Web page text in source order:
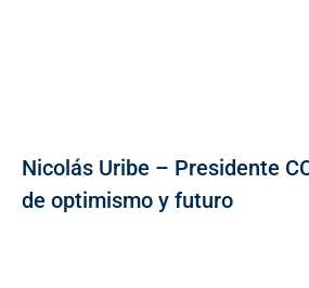
Nicolás Uribe – Presidente
de optimismo y futuro